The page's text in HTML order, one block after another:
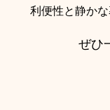
利便性と静か
ぜひ